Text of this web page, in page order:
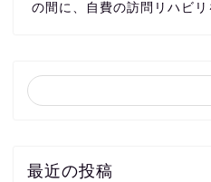
の間に、自費の訪問リハビリ
最近の投稿